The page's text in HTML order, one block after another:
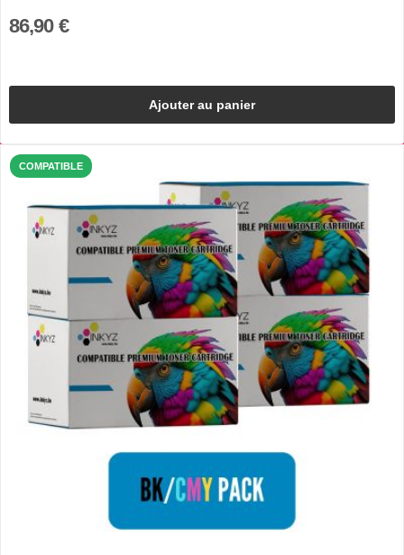
86,90 €
Ajouter au panier
COMPATIBLE